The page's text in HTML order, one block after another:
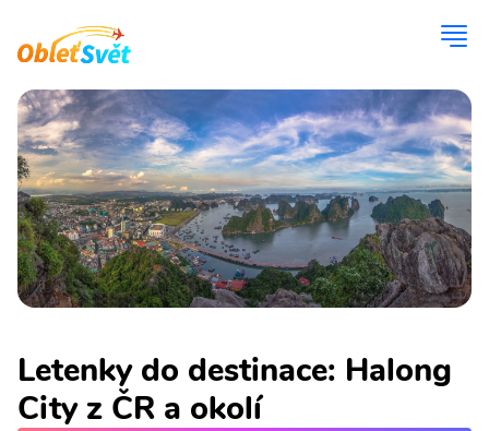
Letenky do destinace: Halong
City z ČR a okolí